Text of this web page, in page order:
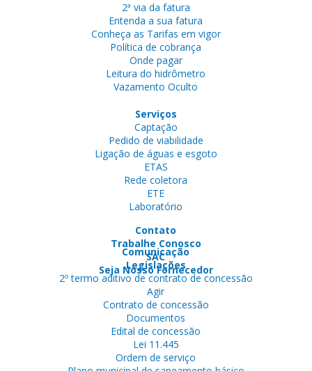
2ª via da fatura
Entenda a sua fatura
Conheça as Tarifas em vigor
Política de cobrança
Onde pagar
Leitura do hidrômetro
Vazamento Oculto
Serviços
Captação
Pedido de viabilidade
Ligação de águas e esgoto
ETAS
Rede coletora
ETE
Laboratório
Contato
Trabalhe Conosco
SAC
Seja Nosso Fornecedor
Comunicação
Legislações
2º termo aditivo de contrato de concessão
Agir
Contrato de concessão
Documentos
Edital de concessão
Lei 11.445
Ordem de serviço